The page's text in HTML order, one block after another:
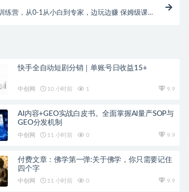
练营，从0-1从小白到专家，边玩边赚 保姆级课程
快手全自动短剧分销｜单账号日收益15+
中创网 10 小时前 1 9.9
AI内容+GEO实战白皮书。全面掌握AI量产SOP与
GEO分发机制
中创网 11 小时前 0 9.9
付费文章：佛学第一弹:关于佛学，你只需要记住
四个字
中创网 11 小时前 0 9.9